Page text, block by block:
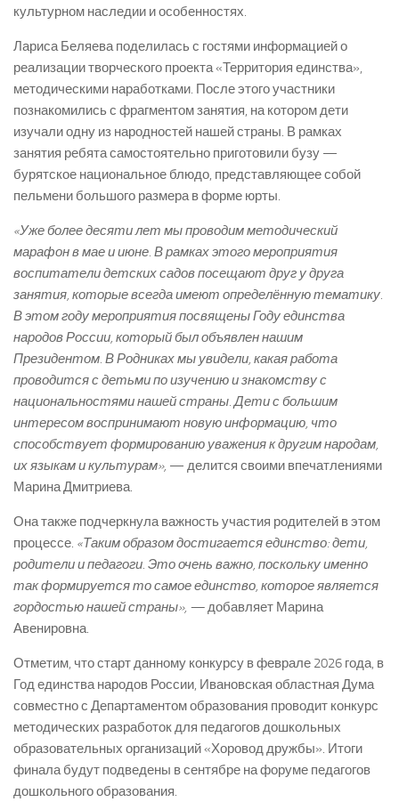
культурном наследии и особенностях.
Лариса Беляева поделилась с гостями информацией о
реализации творческого проекта «Территория единства»,
методическими наработками. После этого участники
познакомились с фрагментом занятия, на котором дети
изучали одну из народностей нашей страны. В рамках
занятия ребята самостоятельно приготовили бузу —
бурятское национальное блюдо, представляющее собой
пельмени большого размера в форме юрты.
«Уже более десяти лет мы проводим методический
марафон в мае и июне. В рамках этого мероприятия
воспитатели детских садов посещают друг у друга
занятия, которые всегда имеют определённую тематику.
В этом году мероприятия посвящены Году единства
народов России, который был объявлен нашим
Президентом. В Родниках мы увидели, какая работа
проводится с детьми по изучению и знакомству с
национальностями нашей страны. Дети с большим
интересом воспринимают новую информацию, что
способствует формированию уважения к другим народам,
их языкам и культурам», — делится своими впечатлениями
Марина Дмитриева.
Она также подчеркнула важность участия родителей в этом
процессе. «Таким образом достигается единство: дети,
родители и педагоги. Это очень важно, поскольку именно
так формируется то самое единство, которое является
гордостью нашей страны», —добавляет Марина
Авенировна.
Отметим, что старт данному конкурсу в феврале 2026 года, в
Год единства народов России, Ивановская областная Дума
совместно с Департаментом образования проводит конкурс
методических разработок для педагогов дошкольных
образовательных организаций «Хоровод дружбы». Итоги
финала будут подведены в сентябре на форуме педагогов
дошкольного образования.